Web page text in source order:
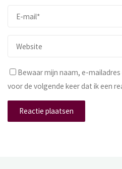
Bewaar mijn naam, e-
voor de volgende keer dat ik een